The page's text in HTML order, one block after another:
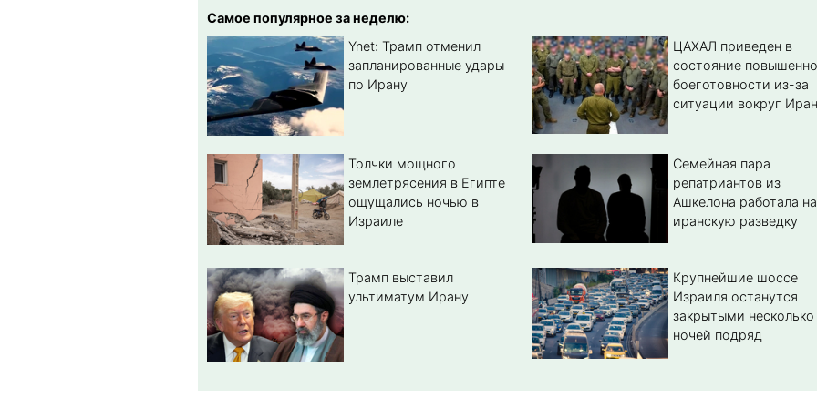
Самое популярное за неделю:
Ynet: Трамп отменил
запланированные удары
по Ирану
ЦАХАЛ приведен в
состояние
боеготовности из-за
ситуации вокруг
Толчки мощного
землетрясения в Египте
ощущались ночью в
Израиле
Семейная пара
репатриантов из
Ашкелона работала на
иранскую разведку
Трамп выставил
ультиматум Ирану
Крупнейшие шоссе
Израиля останутся
закрытыми несколько
ночей подряд